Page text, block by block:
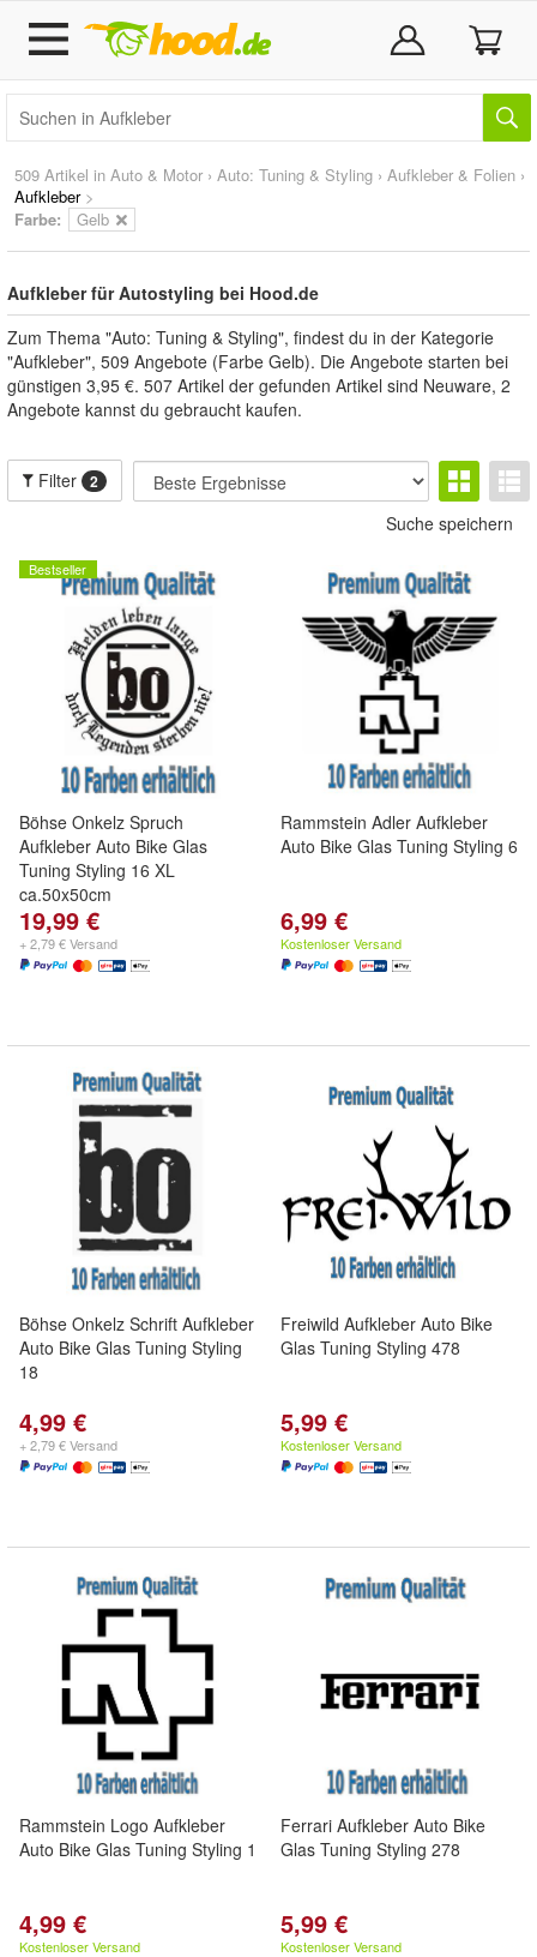
509 Artikel in Auto & Motor › Auto: Tuning & Styling › Aufkleber & Folien ›
Aufkleber>
Farbe:
Gelb
Aufkleber für Autostyling bei Hood.de
Zum Thema "Auto: Tuning & Styling", findest du in der Kategorie
"Aufkleber", 509 Angebote (Farbe Gelb). Die Angebote starten bei
günstigen 3,95 €. 507 Artikel der gefunden Artikel sind Neuware, 2
Angebote kannst du gebraucht kaufen.
Filter 2
Suche speichern
Bestseller
Böhse Onkelz Spruch
Aufkleber Auto Bike Glas
Tuning Styling 16 XL
ca.50x50cm
19,99 €
+ 2,79 € Versand
Rammstein Adler Aufkleber
Auto Bike Glas Tuning Styling 6
6,99 €
Kostenloser Versand
Böhse Onkelz Schrift Aufkleber
Auto Bike Glas Tuning Styling
18
4,99 €
+ 2,79 € Versand
Freiwild Aufkleber Auto Bike
Glas Tuning Styling 478
5,99 €
Kostenloser Versand
Rammstein Logo Aufkleber
Auto Bike Glas Tuning Styling 1
4,99 €
Kostenloser Versand
Ferrari Aufkleber Auto Bike
Glas Tuning Styling 278
5,99 €
Kostenloser Versand